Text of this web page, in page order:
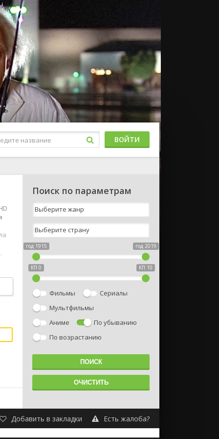
ВОЙТИ
Поиск по параметрам
год 1915 год 2019
КП 0 КП 10
Фильмы
Сериалы
Мультфильмы
Аниме
По убыванию
По возрастанию
Добавить в закладки Есть жалоба?